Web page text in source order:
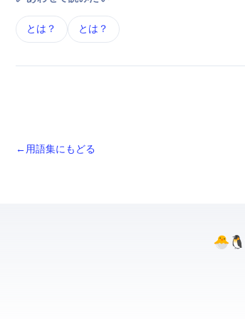
CDN とは？ JavaScript とは？
← 用語集にもどる